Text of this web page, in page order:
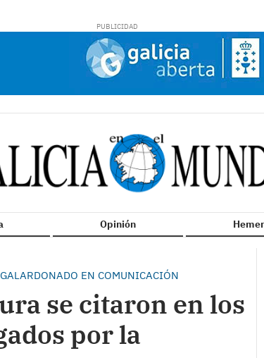
Opinión
EN COMUNICACIÓN
se citaron en los
por la